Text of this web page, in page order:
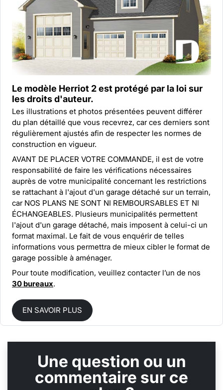
Le modèle Herriot 2 est protégé par la loi sur
les droits d'auteur.
Les illustrations et photos présentées peuvent différer
du plan détaillé que vous recevrez, car ces derniers sont
régulièrement ajustés afin de respecter les normes de
construction en vigueur.
AVANT DE PLACER VOTRE COMMANDE, il est de votre
responsabilité de faire les vérifications nécessaires
auprès de votre municipalité concernant les restrictions
se rattachant à l'ajout d'un garage détaché sur un terrain,
car NOS PLANS NE SONT NI REMBOURSABLES ET NI
ÉCHANGEABLES. Plusieurs municipalités permettent
l'ajout d'un garage détaché, mais imposent à celui-ci un
format maximal. Le fait de vous enquérir de telles
informations vous permettra de mieux cibler le format de
garage possible à aménager.
Pour toute modification, veuillez contacter l’un de nos
30 bureaux.
EN SAVOIR PLUS
Une question ou un
commentaire sur ce